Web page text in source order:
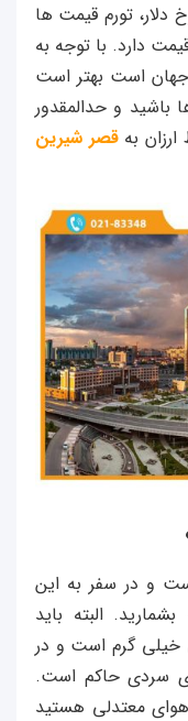
دلار، تورم قیمت ها
دارد. با توجه به
۵۰ شهر گران جهان است بهتر است
باشید و حدالمقدور
ارزان بهقصر شیرین
و در سفر به این
البته باید
خیلی گرم است و در
سردی حاکم است.
معتدلی هستید